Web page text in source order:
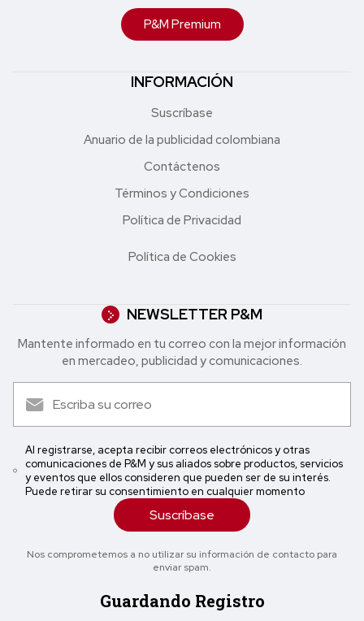
P&M Premium
INFORMACIÓN
Suscríbase
Anuario de la publicidad colombiana
Contáctenos
Términos y Condiciones
Política de Privacidad
Política de Cookies
NEWSLETTER P&M
Mantente informado en tu correo con la mejor in formación
en mercadeo, publicidad y comunicaciones.
Al registrarse, acepta recibir correos electrónicos y otras
comunicaciones de P&M y sus aliados sobre productos, servicios
y eventos que ellos consideren que pueden ser de su interés.
Puede retirar su consentimiento en cualquier momento
Suscríbase
Nos comprometemos a no utilizar su información de contacto para
enviar spam.
Guardando Registro